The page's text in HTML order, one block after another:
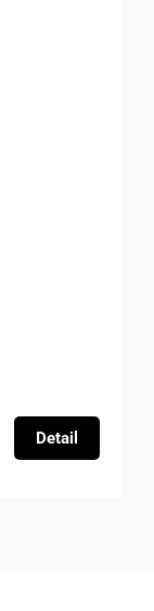
Detail